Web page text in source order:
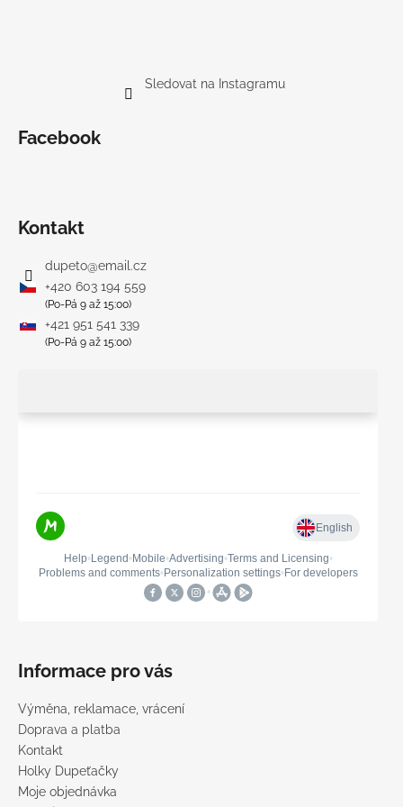
Sledovat na Instagramu
Facebook
Kontakt
dupeto@email.cz
+420 603 194 559
(Po-Pá 9 až 15:00)
+421 951 541 339
(Po-Pá 9 až 15:00)
Informace pro vás
Výměna, reklamace, vrácení
Doprava a platba
Kontakt
Holky Dupeťačky
Moje objednávka